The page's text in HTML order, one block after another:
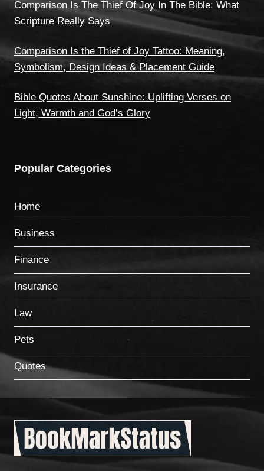
Comparison Is The Thief Of Joy In The Bible: What
Scripture Really Says
Comparison Is the Thief of Joy Tattoo: Meaning,
Symbolism, Design Ideas & Placement Guide
Bible Quotes About Sunshine: Uplifting Verses on
Light, Warmth and God’s Glory
Popular Categories
Home
Business
Finance
Insurance
Law
Pets
Quotes